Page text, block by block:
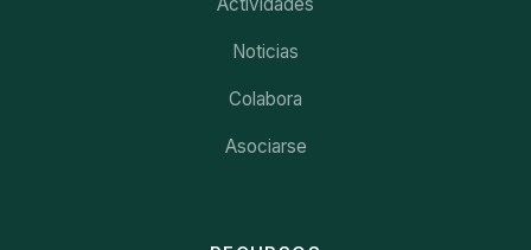
Noticias
Colabora
Asociarse